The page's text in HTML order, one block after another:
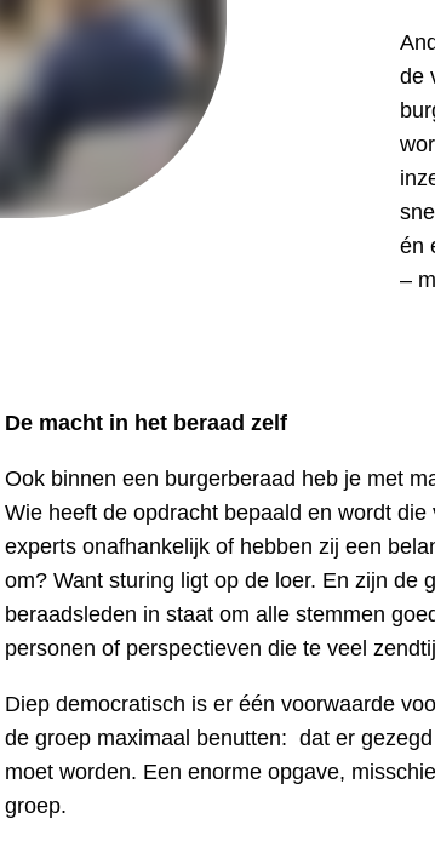
de
én
–
De macht in het beraad zelf
Ook binnen een burgerberaad heb je met
Wie heeft de opdracht bepaald en wordt
experts onafhankelijk of hebben zij een
om? Want sturing ligt op de loer. En zijn de
beraadsleden in staat om alle stemmen
personen of perspectieven die te veel
Diep democratisch is er één voorwaarde
de groep maximaal benutten: dat er
moet worden. Een enorme opgave,
groep.